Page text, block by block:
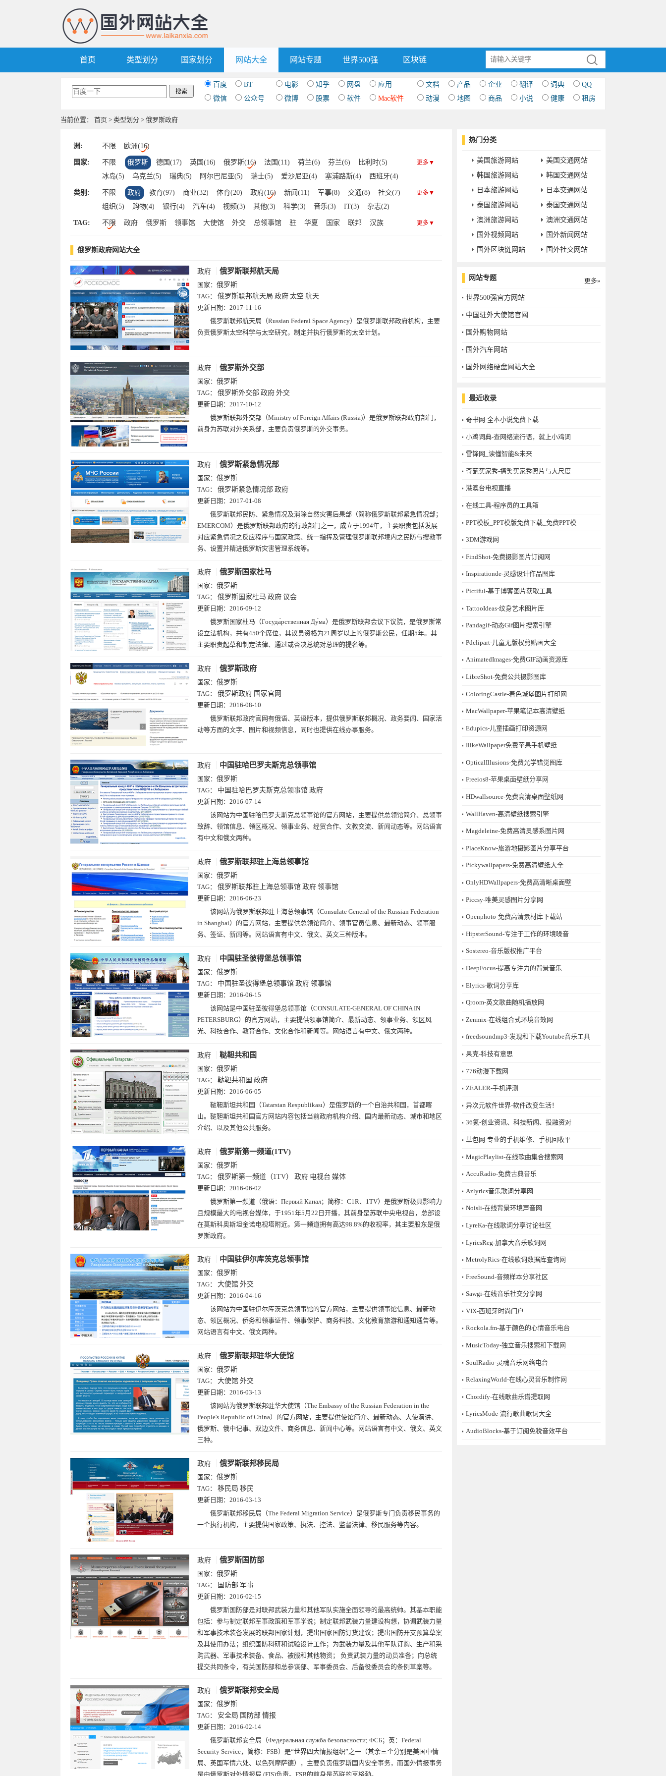
首页 类型划分 国家划分 网站大全 网站专题 世界500强 区块链
百度 BT 电影 知乎 网盘 应用 文档 产品 企业 翻译 词典
QQ
微信
公众号 微博 股票 软件 Mac软件 动漫 地图 商品 小说 健康 租房
当前位置： 首页 > 类型划分 > 俄罗斯政府
洲: 不限 欧洲(16)
国家: 不限 俄罗斯 德国(17) 英国(16) 俄罗斯(16) 法国(11) 荷兰(6) 芬兰(6)
比利时(5)
冰岛(5)
乌克兰(5) 瑞典(5) 阿尔巴尼亚(5) 瑞士(5) 爱沙尼亚(4) 塞浦路斯(4)
西班牙(4)
丹麦(4)
爱尔兰(4) 波兰(4) 土耳其(4) 挪威(4) 意大利(3) 马耳他(3)
罗马尼亚(3)
匈牙利(3)
保加利亚(3) 希腊(3) 白俄罗斯(3) 奥地利(3) 捷克(3) 立陶宛(2)
拉脱维亚(2)
塞尔维亚(2)
斯洛伐克(2) 葡萄牙(2) 克罗地亚(2) 斯洛文尼亚(2) 卢森堡(2)
马其顿(1)
黑山(1)
更多▼
类别: 不限 政府 教育(97) 商业(32) 体育(20) 政府(16) 新闻(11) 军事(8) 交通(8)
社交(7)
组织(5)
购物(4) 银行(4) 汽车(4) 视频(3) 其他(3) 科学(3) 音乐(3) IT(3)
杂志(2)
文化(2)
门户(2) 明星(1) 旅游(1) 区块链(1) 黄页(1) 摄影(1) 艺术(1) 邮箱(1)
中文(1)
更多▼
TAG: 不限 政府 俄罗斯 领事馆 大使馆 外交 总领事馆 驻 华夏 国家 联邦
汉族
海军
海陆空
网
罗 频道
更多▼
俄罗斯政府网站大全
政府 俄罗斯联邦航天局
国家： 俄罗斯
TAG： 俄罗斯联邦航天局 政府 太空 航天
更新日期： 2017-11-16
俄罗斯联邦航天局（Russian Federal Space Agency）是俄罗斯联邦政府机构，主要
负责俄罗斯太空科学与太空研究，制定并执行俄罗斯的太空计划。
政府 俄罗斯外交部
国家： 俄罗斯
TAG： 俄罗斯外交部 政府 外交
更新日期： 2017-10-12
俄罗斯联邦外交部（Ministry of Foreign Affairs (Russia)）是俄罗斯联邦政府部门，
前身为苏联对外关系部，主要负责俄罗斯的外交事务。
政府 俄罗斯紧急情况部
国家： 俄罗斯
TAG： 俄罗斯紧急情况部 政府
更新日期： 2017-01-08
俄罗斯联邦民防、紧急情况及消除自然灾害后果部（简称俄罗斯联邦紧急情况部；
EMERCOM）是俄罗斯联邦政府的行政部门之一，成立于1994年，主要职责包括发展
对应紧急情况之反应程序与国家政策、统一指挥及管理俄罗斯联邦境内之民防与搜救事
务、设置并精进俄罗斯灾害管理系统等。
政府 俄罗斯国家杜马
国家： 俄罗斯
TAG： 俄罗斯国家杜马 政府 议会
更新日期： 2016-09-12
俄罗斯国家杜马（Госуда́рственная Ду́ма）是俄罗斯联邦会议下议院，是俄罗斯常
设立法机构，共有450个席位，其议员资格为21周岁以上的俄罗斯公民，任期5年。其
主要职责起草和制定法律、通过或否决总统对总理的提名等。
政府 俄罗斯政府
国家： 俄罗斯
TAG： 俄罗斯政府 国家官网
更新日期： 2016-08-10
俄罗斯联邦政府官网有俄语、英语版本，提供俄罗斯联邦概况、政务要闻、国家活
动等方面的文字、图片和视频信息，同时也提供在线办事服务。
政府 中国驻哈巴罗夫斯克总领事馆
国家： 俄罗斯
TAG： 中国驻哈巴罗夫斯克总领事馆 政府
更新日期： 2016-07-14
该网站为中国驻哈巴罗夫斯克总领事馆的官方网站，主要提供总领馆简介、总领事
致辞、领馆信息、领区概况、领事业务、经贸合作、文教交流、新闻动态等。网站语言
有中文和俄文两种。
政府 俄罗斯联邦驻上海总领事馆
国家： 俄罗斯
TAG： 俄罗斯联邦驻上海总领事馆 政府 领事馆
更新日期： 2016-06-23
该网站为俄罗斯联邦驻上海总领事馆（Consulate General of the Russian Federation
in Shanghai）的官方网站，主要提供总领馆简介、领事官员信息、最新动态、领事服
务、签证、新闻等。网站语言有中文、俄文、英文三种版本。
政府 中国驻圣彼得堡总领事馆
国家： 俄罗斯
TAG： 中国驻圣彼得堡总领事馆 政府 领事馆
更新日期： 2016-06-15
该网站是中国驻圣彼得堡总领事馆（CONSULATE-GENERAL OF CHINA IN
PETERSBURG）的官方网站，主要提供领事馆简介、最新动态、领事业务、领区风
光、科技合作、教育合作、文化合作和新闻等。网站语言有中文、俄文两种。
政府 鞑靼共和国
国家： 俄罗斯
TAG： 鞑靼共和国 政府
更新日期： 2016-06-05
鞑靼斯坦共和国（Tatarstan Respublikası）是俄罗斯的一个自治共和国，首都喀
山。鞑靼斯坦共和国官方网站内容包括当前政府机构介绍、国内最新动态、城市和地区
介绍、以及其他公共服务。
政府 俄罗斯第一频道(1TV)
国家： 俄罗斯
TAG： 俄罗斯第一频道（1TV） 政府 电视台 媒体
更新日期： 2016-06-02
俄罗斯第一频道（俄语：Первый Канал；简称：C1R、1TV）是俄罗斯极具影响力
且规模最大的电视台媒体，于1951年5月22日开播，其前身是苏联中央电视台，总部设
在莫斯科奥斯坦金诺电视塔附近。第一频道拥有高达98.8%的收视率，其主要股东是俄
罗斯政府。
政府 中国驻伊尔库茨克总领事馆
国家： 俄罗斯
TAG： 大使馆 外交
更新日期： 2016-04-16
该网站为中国驻伊尔库茨克总领事馆的官方网站，主要提供领事馆信息、最新动
态、领区概况、侨务和领事证件、领事保护、商务科技、文化教育旅游和通知通告等。
网站语言有中文、俄文两种。
政府 俄罗斯联邦驻华大使馆
国家： 俄罗斯
TAG： 大使馆 外交
更新日期： 2016-03-13
该网站为俄罗斯联邦驻华大使馆（The Embassy of the Russian Federation in the
People's Republic of China）的官方网站，主要提供使馆简介、最新动态、大使演讲、
俄罗斯、俄中记事、双边文件、商务信息、新闻中心等。网站语言有中文、俄文、英文
三种。
政府 俄罗斯联邦移民局
国家： 俄罗斯
TAG： 移民局 移民
更新日期： 2016-03-13
俄罗斯联邦移民局（The Federal Migration Service）是俄罗斯专门负责移民事务的
一个执行机构，主要提供国家政策、执法、控法、监督法律、移民服务等内容。
政府 俄罗斯国防部
国家： 俄罗斯
TAG：
国防部 军事
更新日期： 2016-02-15
俄罗斯国防部是对联邦武装力量和其他军队实施全面领导的最高统帅。其基本职能
包括：参与制定联邦军事政策和军事学说；制定联邦武装力量建设构想，协调武装力量
和军事技术装备发展的联邦国家计划，提出国家国防订货建议；提出国防开支预算草案
及其使用办法；组织国防科研和试验设计工作；为武装力量及其他军队订购、生产和采
购武器、军事技术装备、食品、被服和其他物资； 负责武装力量的动员准备；向总统
提交共同条令，有关国防部和总参谋部、军事委员会、后备役委员会的条例草案等。
政府 俄罗斯联邦安全局
国家： 俄罗斯
TAG： 安全局 国防部 情报
更新日期： 2016-02-14
俄罗斯联邦安全局（Федеральная служба безопасности; ФСБ；英：Federal
Security Service，简称：FSB）是“世界四大情报组织”之一（其余三个分别是美国中情
局、英国军情六处、以色列摩萨德），主要负责俄罗斯国内安全事务，而国外情报事务
是由俄罗斯对外情报局 (FIS)负责。FSB的前身是苏联的克格勃。
热门分类
美国旅游网站
美国交通网站
韩国旅游网站
韩国交通网站
日本旅游网站
日本交通网站
泰国旅游网站
泰国交通网站
澳洲旅游网站
澳洲交通网站
国外视频网站
国外新闻网站
国外区块链网站
国外社交网站
网站专题 更多»
世界500强官方网站
中国驻外大使馆官网
国外购物网站
国外汽车网站
国外网络硬盘网站大全
最近收录
奇书网-全本小说免费下载
小鸡词典-查网络流行语，就上小鸡词
雷锋网_读懂智能&未来
奇葩买家秀-搞笑买家秀照片与大尺度
港澳台电视直播
在线工具-程序员的工具箱
PPT模板_PPT模版免费下载_免费PPT模
3DM游戏网
FindShot-免费摄影图片订阅网
Inspirationde-灵感设计作品图库
Pictiful-基于博客图片获取工具
TattooIdeas-纹身艺术图片库
Pandagif-动态Gif图片搜索引擎
Pdclipart-儿童无版权剪贴画大全
AnimatedImages-免费GIF动画资源库
LibreShot-免费公共摄影图库
ColoringCastle-着色城堡图片打印网
MacWallpaper-苹果笔记本高清壁纸
Edupics-儿童插画打印资源网
IlikeWallpaper免费苹果手机壁纸
OpticalIllusions-免费光学错觉图库
Freeios8-苹果桌面壁纸分享网
HDwallsource-免费高清桌面壁纸网
WallHaven-高清壁纸搜索引擎
Magdeleine-免费高清灵感系图片网
PlaceKnow-旅游地摄影图片分享平台
Pickywallpapers-免费高清壁纸大全
OnlyHDWallpapers-免费高清晰桌面壁
Piccsy-唯美灵感图片分享网
Openphoto-免费高清素材库下载站
HipsterSound-专注于工作的环境噪音
Sostereo-音乐版权推广平台
DeepFocus-提高专注力的背景音乐
Elyrics-歌词分享库
Qroom-英文歌曲随机播放网
Zenmix-在线组合式环境音效网
freedsoundmp3-发现和下载Youtube音乐工具
果壳-科技有意思
776动漫下载网
ZEALER-手机评测
异次元软件世界-软件改变生活！
36氪-创业资讯、科技新闻、投融资对
草包网-专业的手机维修、手机回收平
MagicPlaylist-在线歌曲集合搜索网
AccuRadio-免费古典音乐
Azlyrics音乐歌词分享网
Noisli-在线背景环境声音网
LyreKa-在线歌词分享讨论社区
LyricsReg-加拿大音乐歌词网
MetrolyRics-在线歌词数据库查询网
FreeSound-音频样本分享社区
Sawgi-在线音乐社交分享网
​VIX-西班牙时尚门户
Rockola.fm-基于颜色的心情音乐电台
MusicToday-独立音乐搜索和下载网
SoulRadio-灵魂音乐网络电台
RelaxingWorld-在线心灵音乐制作网
Chordify-在线歌曲乐谱提取网
LyricsMode-流行歌曲歌词大全
AudioBlocks-基于订阅免税音效平台